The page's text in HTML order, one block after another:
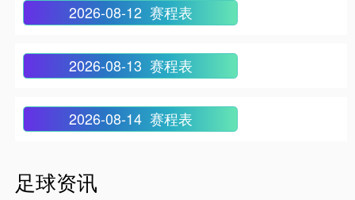
2026-08-12 赛程表
2026-08-13 赛程表
2026-08-14 赛程表
足球资讯